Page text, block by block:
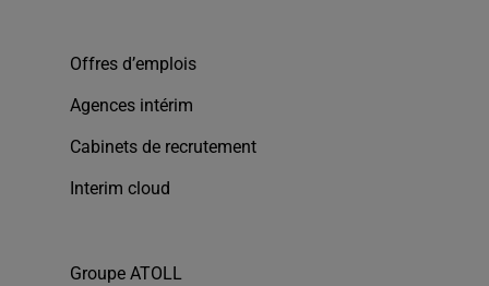
Offres d’emplois
Agences intérim
Cabinets de recrutement
Interim cloud
Groupe ATOLL